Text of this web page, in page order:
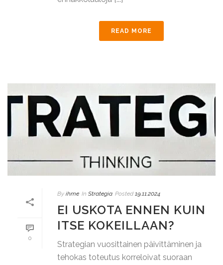
READ MORE
0
By ihme In Strategia Posted 19.11.2024
EI USKOTA ENNEN KUIN
ITSE KOKEILLAAN?
Strategian vuosittainen päivittäminen ja
tehokas toteutus korreloivat suoraan